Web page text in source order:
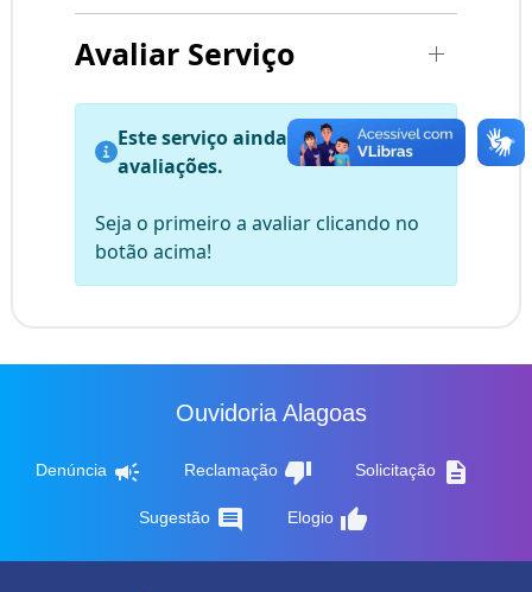
Avaliar Serviço
Este serviço ainda não possui
avaliações.
Seja o primeiro a avaliar clicando no
botão acima!
Ouvidoria Alagoas
Denúncia campaign Reclamação thumb_down Solicitação description
Sugestão comment Elogio thumb_up